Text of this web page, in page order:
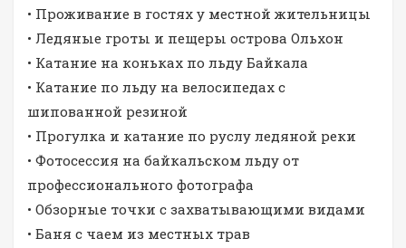
• Проживание в гостях у местной жительницы
• Ледяные гроты и пещеры острова Ольхон
• Катание на коньках по льду Байкала
• Катание по льду на велосипедах с
шипованной резиной
• Прогулка и катание по руслу ледяной реки
• Фотосессия на байкальском льду от
профессионального фотографа
• Обзорные точки с захватывающими видами
• Баня с чаем из местных трав